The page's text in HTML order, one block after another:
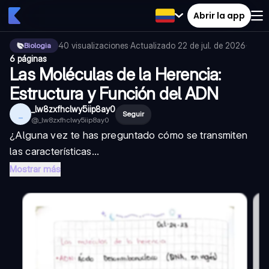
Abrir la app
Biologia 40 visualizaciones·Actualizado 22 de jul. de 2026·
6 páginas
Las Moléculas de la Herencia:
Estructura y Función del ADN
_lw8zxfhclwy5iip8ay0
@ _lw8zxfhclwy5iip8ay0
Seguir
¿Alguna vez te has preguntado cómo se transmiten
las características...
Mostrar más